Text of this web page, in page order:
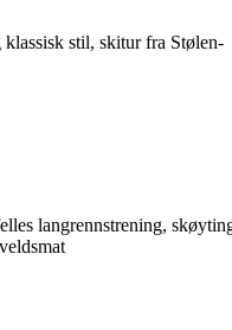
klassisk stil, skitur fra Stølen-
langrennstrening,